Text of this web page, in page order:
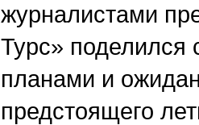
журналистами
Турс» поделился
планами и
предстоящего